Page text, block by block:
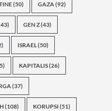
(50) GAZA(92)
GEN Z(43)
ISRAEL(50)
KAPITALIS(26)
(37)
(108) KORUPSI (51)